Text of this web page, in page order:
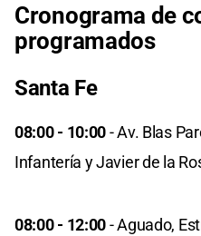
Cronograma de
programados
Santa Fe
08:00 - 10:00- Av. Blas
Infantería y Javier de la
08:00 - 12:00- Aguado,